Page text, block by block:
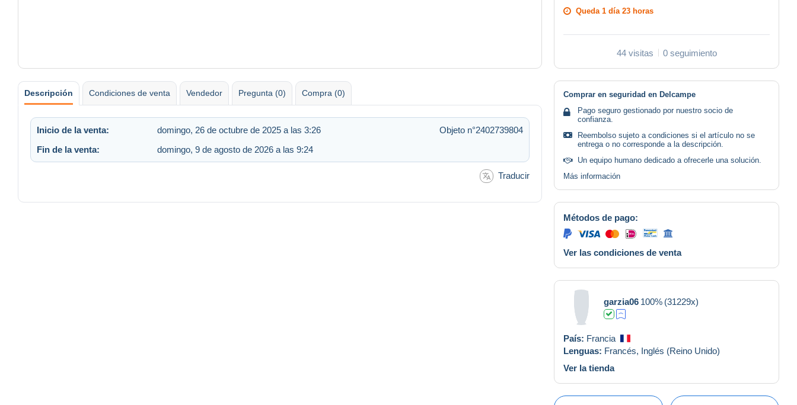
Queda 1 día 23 horas
44 visitas 0 seguimiento
Descripción Condiciones de venta Vendedor Pregunta (0) Compra (0)
Inicio de la venta: domingo, 26 de octubre de 2025 a las 3:26
Objeto n°2402739804
Fin de la venta:
domingo, 9 de agosto de 2026 a las 9:24
Traducir
Comprar en seguridad en Delcampe
Pago seguro gestionado por nuestro socio de
confianza.
Reembolso sujeto a condiciones si el artículo no se
entrega o no corresponde a la descripción.
Un equipo humano dedicado a ofrecerle una solución.
Más información
Métodos de pago:
Ver las condiciones de venta
garzia06 100% (31229x)
País: Francia
Lenguas: Francés, Inglés (Reino Unido)
Ver la tienda